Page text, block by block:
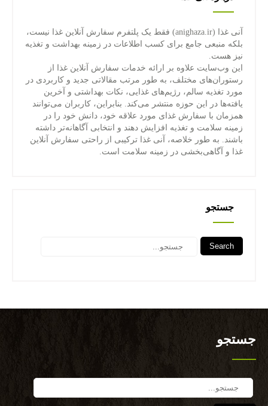
آنی غذا (anighaza.ir) فقط یک پلتفرم سفارش آنلاین غذا نیست،
بلکه منبعی جامع برای کسب اطلاعات در زمینه بهداشت و تغذیه
نیز هست.
این وب‌سایت علاوه بر ارائه خدمات سفارش آنلاین غذا از
رستوران‌های مختلف، به طور مرتب مقالاتی جدید و کاربردی در
مورد تغذیه سالم، رژیم‌های غذایی، نکات بهداشتی و آخرین
یافته‌ها در این حوزه منتشر می‌کند. بنابراین، کاربران می‌توانند
همزمان با سفارش غذای مورد علاقه خود، دانش خود را در
زمینه سلامت و تغذیه افزایش دهند و انتخابی آگاهانه‌تر داشته
باشند. به طور خلاصه، آنی غذا ترکیبی از راحتی سفارش آنلاین
غذا و آگاهی‌بخشی در زمینه سلامت است.
جستجو
Search
جستجو
Search